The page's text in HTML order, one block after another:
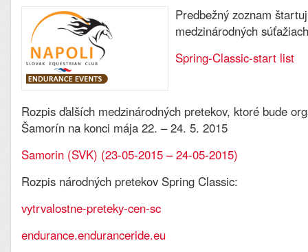
Predbežný zoznam
medzinárodných
Spring-Classic-start list
Rozpis ďalších medzinárodných pretekov, ktoré bude
Šamorín na konci mája 22. – 24. 5. 2015
Samorin (SVK) (23-05-2015 – 24-05-2015)
Rozpis národných pretekov Spring Classic:
vytrvalostne-preteky-cen-sc
endurance.enduranceride.eu